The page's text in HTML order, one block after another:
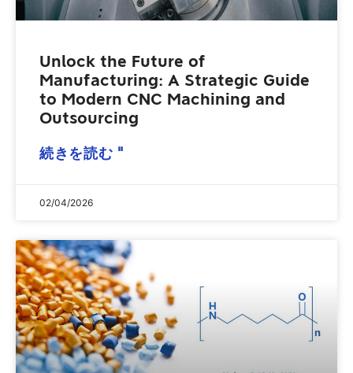
Unlock the Future of
Manufacturing: A Strategic Guide
to Modern CNC Machining and
Outsourcing
続きを読む "
02/04/2026